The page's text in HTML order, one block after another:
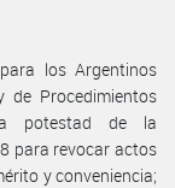
los Argentinos
de Procedimientos
potestad de la
para revocar actos
y conveniencia;